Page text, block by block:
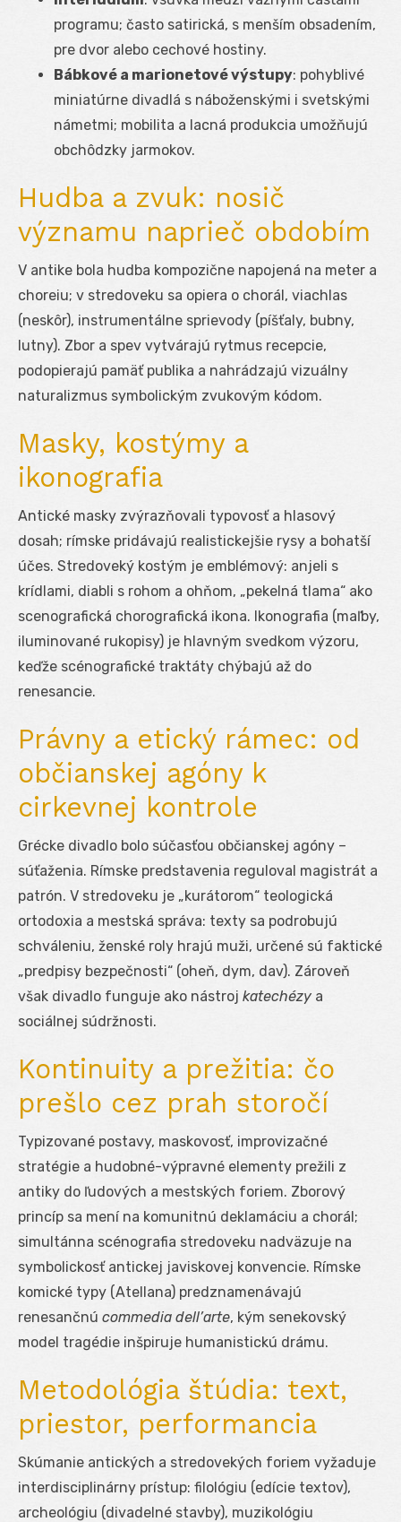
programu; často satirická, s menším obsadením,
pre dvor alebo cechové hostiny.
Bábkové a marionetové výstupy: pohyblivé
miniatúrne divadlá s náboženskými i svetskými
námetmi; mobilita a lacná produkcia umožňujú
obchôdzky jarmokov.
Hudba a zvuk: nosič
významu naprieč obdobím
V antike bola hudba kompozične napojená na meter a
choreiu; v stredoveku sa opiera o chorál, viachlas
(neskôr), instrumentálne sprievody (píšťaly, bubny,
lutny). Zbor a spev vytvárajú rytmus recepcie,
podopierajú pamäť publika a nahrádzajú vizuálny
naturalizmus symbolickým zvukovým kódom.
Masky, kostýmy a
ikonografia
Antické masky zvýrazňovali typovosť a hlasový
dosah; rímske pridávajú realistickejšie rysy a bohatší
účes. Stredoveký kostým je emblémový: anjeli s
krídlami, diabli s rohom a ohňom, „pekelná tlama“ ako
scenografická chorografická ikona. Ikonografia (maľby,
iluminované rukopisy) je hlavným svedkom výzoru,
keďže scénografické traktáty chýbajú až do
renesancie.
Právny a etický rámec: od
občianskej agóny k
cirkevnej kontrole
Grécke divadlo bolo súčasťou občianskej agóny –
súťaženia. Rímske predstavenia reguloval magistrát a
patrón. V stredoveku je „kurátorom“ teologická
ortodoxia a mestská správa: texty sa podrobujú
schváleniu, ženské roly hrajú muži, určené sú faktické
„predpisy bezpečnosti“ (oheň, dym, dav). Zároveň
však divadlo funguje ako nástroj katechézy a
sociálnej súdržnosti.
Kontinuity a prežitia: čo
prešlo cez prah storočí
Typizované postavy, maskovosť, improvizačné
stratégie a hudobné-výpravné elementy prežili z
antiky do ľudových a mestských foriem. Zborový
princíp sa mení na komunitnú deklamáciu a chorál;
simultánna scénografia stredoveku nadväzuje na
symbolickosť antickej javiskovej konvencie. Rímske
komické typy (Atellana) predznamenávajú
renesančnú commedia dell’arte, kým senekovský
model tragédie inšpiruje humanistickú drámu.
Metodológia štúdia: text,
priestor, performancia
Skúmanie antických a stredovekých foriem vyžaduje
interdisciplinárny prístup: filológiu (edície textov),
archeológiu (divadelné stavby), muzikológiu